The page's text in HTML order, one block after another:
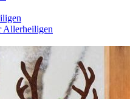
Allerheiligen